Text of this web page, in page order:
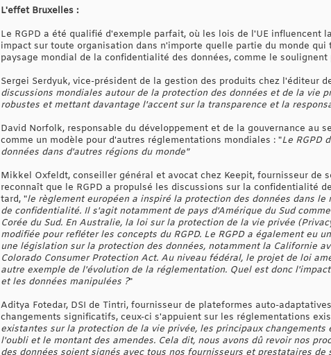
L'effet Bruxelles :
Le RGPD a été qualifié d'exemple parfait, où les lois de l'UE
impact sur toute organisation dans n'importe quelle partie du monde
paysage mondial de la confidentialité des données, comme le
Sergei Serdyuk, vice-président de la gestion des produits chez l'éditeur
discussions mondiales autour de la protection des données et de la vie
robustes et mettant davantage l'accent sur la transparence et la
David Norfolk, responsable du développement et de la gouvernance au
comme un modèle pour d'autres réglementations mondiales : "Le RGPD
données dans d'autres régions du monde"
Mikkel Oxfeldt, conseiller général et avocat chez Keepit, fournisseur de
reconnaît que le RGPD a propulsé les discussions sur la confidentialité
tard, "le règlement européen a inspiré la protection des données dans
de confidentialité. Il s'agit notamment de pays d'Amérique du Sud
Corée du Sud. En Australie, la loi sur la protection de la vie privée
modifiée pour refléter les concepts du RGPD. Le RGPD a également eu
une législation sur la protection des données, notamment la Californie
Colorado Consumer Protection Act. Au niveau fédéral, le projet de loi
autre exemple de l'évolution de la réglementation. Quel est donc
et les données manipulées ?"
Aditya Fotedar, DSI de Tintri, fournisseur de plateformes auto-
changements significatifs, ceux-ci s'appuient sur les réglementations
existantes sur la protection de la vie privée, les principaux
l'oubli et le montant des amendes. Cela dit, nous avons dû revoir nos